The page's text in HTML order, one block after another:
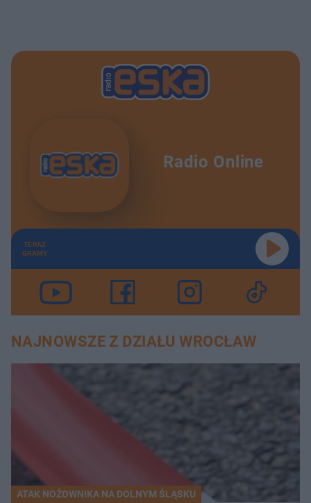
Radio Online
TERAZ
GRAMY
NAJNOWSZE Z DZIAŁU WROCŁAW
ATAK NOŻOWNIKA NA DOLNYM ŚLĄSKU